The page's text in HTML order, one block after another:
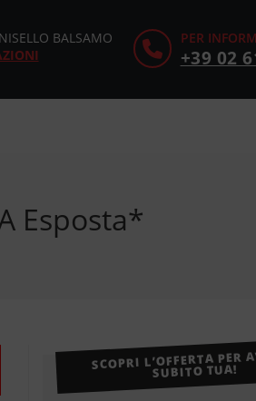
PER
+39 02
BALSAMO
Esposta*
SCOPRI L’OFFERTA PER
SUBITO TUA!